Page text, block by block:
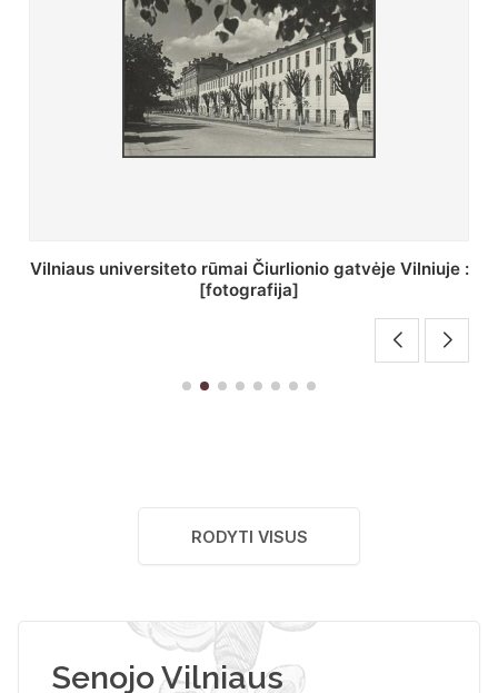
St. Batoro universiteto J. Pilsudskio kolegija :
[fotografija]
RODYTI VISUS
Senojo Vilniaus